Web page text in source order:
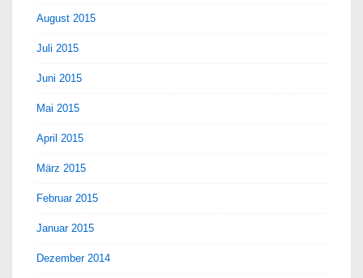
August 2015
Juli 2015
Juni 2015
Mai 2015
April 2015
März 2015
Februar 2015
Januar 2015
Dezember 2014